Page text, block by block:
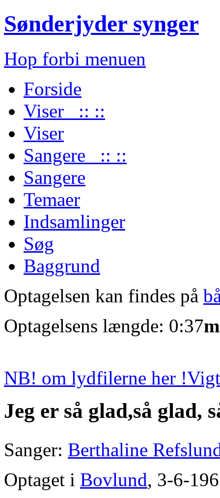
Sønderjyder synger
Hop forbi menuen
Forside
Viser :: ::
Viser
Sangere :: ::
Sangere
Temaer
Indsamlinger
Søg
Baggrund
Optagelsen kan findes på
Optagelsens længde: 0:37
NB! om lydfilerne her !
Jeg er så glad,så glad,
Sanger: Berthaline
Optaget i Bovlund, 3-6-